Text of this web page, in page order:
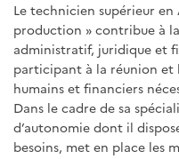
Le technicien supérieur
production » contribue à
administratif, juridique et
participant à la réunion et
humains et financiers
Dans le cadre de sa
d’autonomie dont il
besoins, met en place les